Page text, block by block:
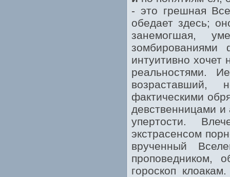
- это грешная
обедает здесь;
занемогшая,
зомбированиями
интуитивно хочет
реальностями.
возраставший,
фактическими
девственницами
упертости.
экстрасенсом
врученный
проповедником,
гороскоп